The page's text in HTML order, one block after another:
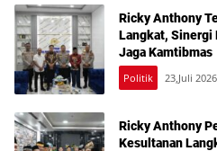
Ricky Anthony
Langkat, Sinergi
Jaga Kamtibmas
Politik 23,Juli
Ricky Anthony
Kesultanan